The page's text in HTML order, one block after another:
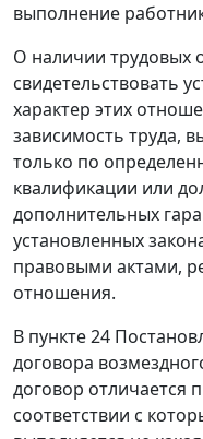
выполнение
О наличии трудовых
свидетельствовать
характер этих
зависимость труда,
только по
квалификации или
дополнительных
установленных
правовыми актами,
отношения.
В пункте 24
договора
договор отличается
соответствии с